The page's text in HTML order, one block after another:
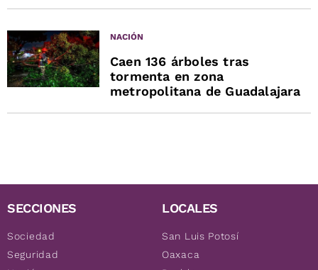
NACIÓN
Caen 136 árboles tras
tormenta en zona
metropolitana de Guadalajara
SECCIONES
Sociedad
Seguridad
LOCALES
San Luis Potosí
Oaxaca